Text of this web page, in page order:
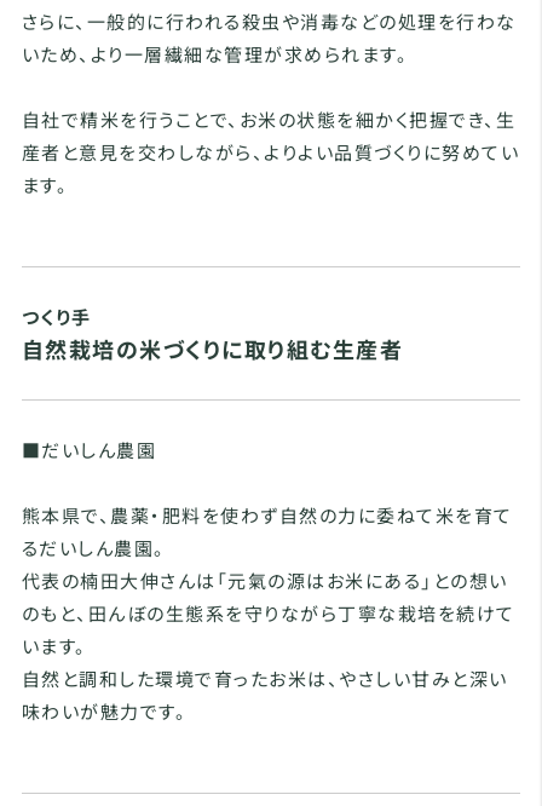
さらに、一般的に行われる殺虫や消毒などの処理を行わな
いため、より一層繊細な管理が求められます。
自社で精米を行うことで、お米の状態を細かく把握でき、生
産者と意見を交わしながら、よりよい品質づくりに努めてい
ます。
つくり手
自然栽培の米づくりに取り組む生産者
■だいしん農園
熊本県で、農薬・肥料を使わず自然の力に委ねて米を育て
るだいしん農園。
代表の楠田大伸さんは「元氣の源はお米にある」との想い
のもと、田んぼの生態系を守りながら丁寧な栽培を続けて
います。
自然と調和した環境で育ったお米は、やさしい甘みと深い
味わいが魅力です。